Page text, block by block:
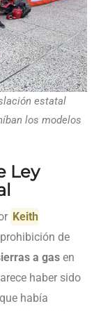
estatal
los modelos
Ley
Keith
de
a gas en
haber sido
había